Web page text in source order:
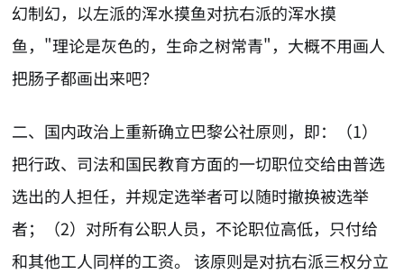
幻制幻，以左派的浑水摸鱼对抗右派的浑水摸
鱼，"理论是灰色的，生命之树常青"，大概不用画人
把肠子都画出来吧？
二、国内政治上重新确立巴黎公社原则，即：（1）
把行政、司法和国民教育方面的一切职位交给由普选
选出的人担任，并规定选举者可以随时撤换被选举
者；（2）对所有公职人员，不论职位高低，只付给
和其他工人同样的工资。 该原则是对抗右派三权分立